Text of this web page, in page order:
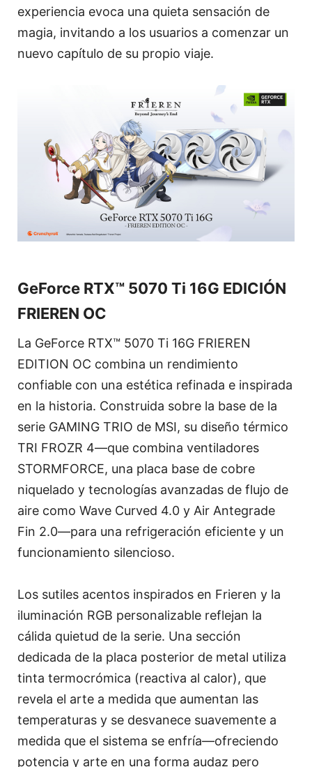
experiencia evoca una quieta sensación de
magia, invitando a los usuarios a comenzar un
nuevo capítulo de su propio viaje.
GeForce RTX™ 5070 Ti 16G EDICIÓN
FRIEREN OC
La GeForce RTX™ 5070 Ti 16G FRIEREN
EDITION OC combina un rendimiento
confiable con una estética refinada e inspirada
en la historia. Construida sobre la base de la
serie GAMING TRIO de MSI, su diseño térmico
TRI FROZR 4—que combina ventiladores
STORMFORCE, una placa base de cobre
niquelado y tecnologías avanzadas de flujo de
aire como Wave Curved 4.0 y Air Antegrade
Fin 2.0—para una refrigeración eficiente y un
funcionamiento silencioso.
Los sutiles acentos inspirados en Frieren y la
iluminación RGB personalizable reflejan la
cálida quietud de la serie. Una sección
dedicada de la placa posterior de metal utiliza
tinta termocrómica (reactiva al calor), que
revela el arte a medida que aumentan las
temperaturas y se desvanece suavemente a
medida que el sistema se enfría—ofreciendo
potencia y arte en una forma audaz pero